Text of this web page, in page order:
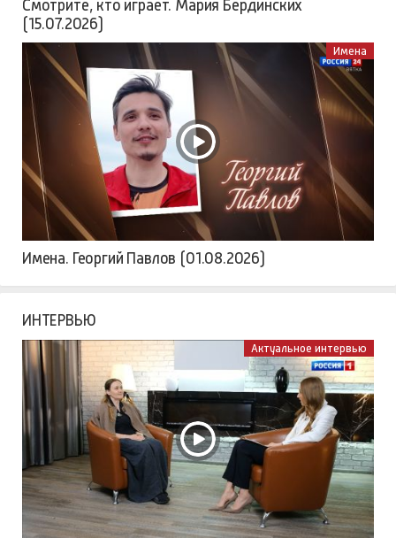
Смотрите, кто играет. Мария Бердинских
(15.07.2026)
Имена
Имена. Георгий Павлов (01.08.2026)
ИНТЕРВЬЮ
Актуальное интервью